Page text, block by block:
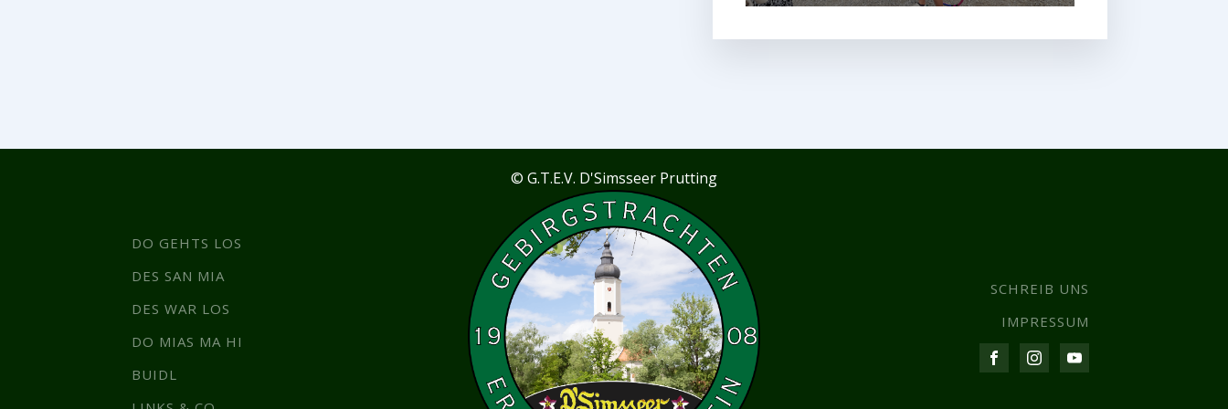
DO GEHTS LOS
DES SAN MIA
DES WAR LOS
DO MIAS MA HI
BUIDL
© G.T.E.V. D'Simsseer Prutting
SCHREIB UNS
IMPRESSUM